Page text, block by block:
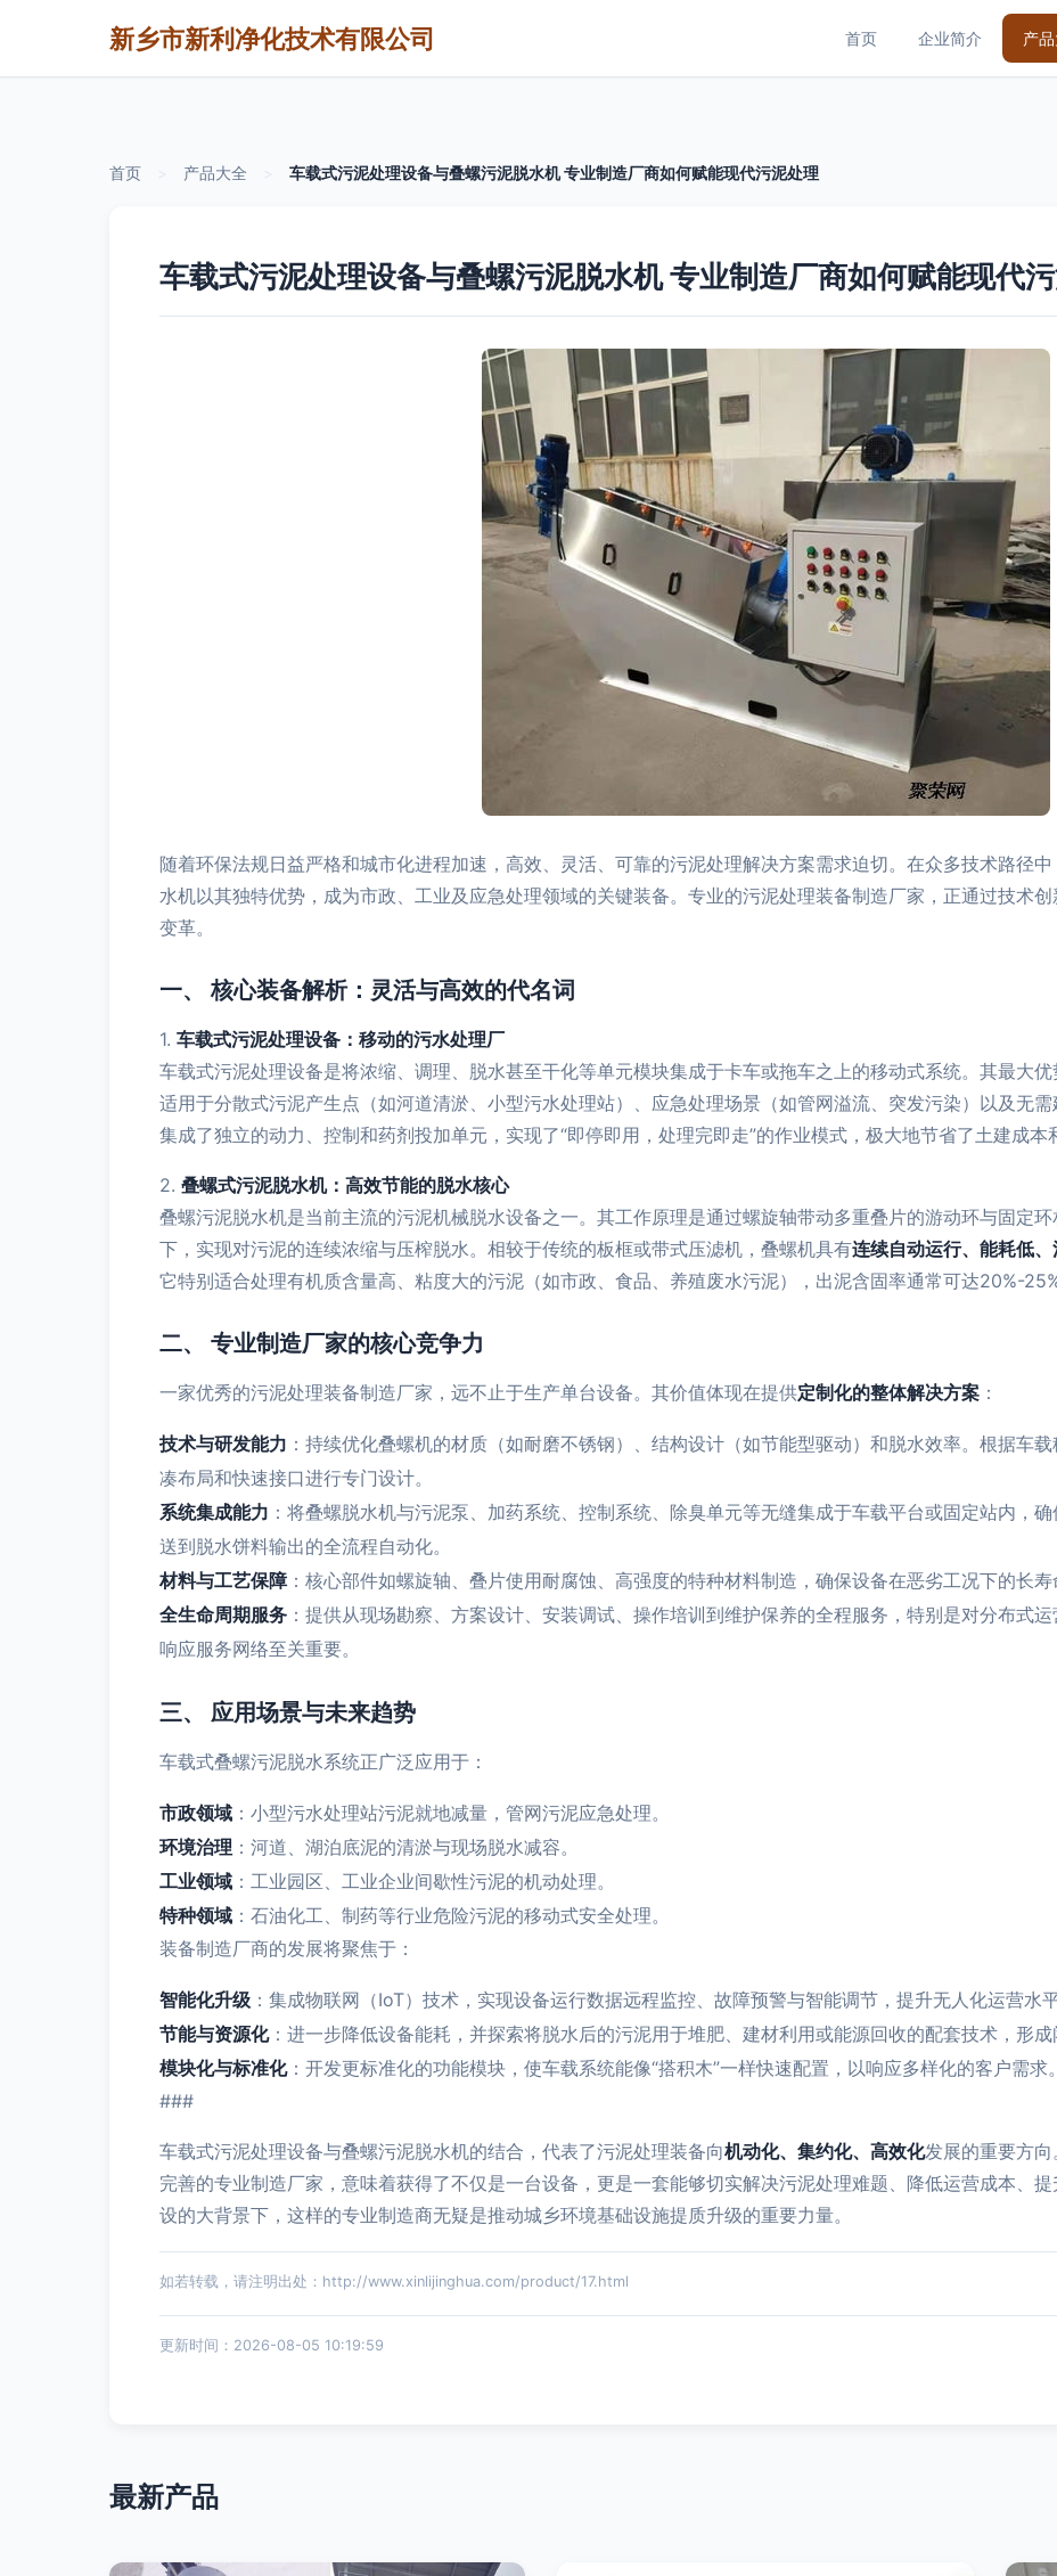
新乡市新利净化技术有限公司 首页 企业简介 产
首页 产品大全 车载式污泥处理设备与叠螺污泥脱水机 专业制造厂商如何赋能现代污泥处理
车载式污泥处理设备与叠螺污泥脱水机 专业制造厂商如何赋能现代
随着环保法规日益严格和城市化进程加速，高效、灵活、可靠的污泥处理解决方案需求迫切。在众多技术路径
水机以其独特优势，成为市政、工业及应急处理领域的关键装备。专业的污泥处理装备制造厂家，正通过技术
变革。
一、 核心装备解析：灵活与高效的代名词
1. 车载式污泥处理设备：移动的污水处理厂
车载式污泥处理设备是将浓缩、调理、脱水甚至干化等单元模块集成于卡车或拖车之上的移动式系统。其最大
适用于分散式污泥产生点（如河道清淤、小型污水处理站）、应急处理场景（如管网溢流、突发污染）以及无
集成了独立的动力、控制和药剂投加单元，实现了“即停即用，处理完即走”的作业模式，极大地节省了土建成本
2. 叠螺式污泥脱水机：高效节能的脱水核心
叠螺污泥脱水机是当前主流的污泥机械脱水设备之一。其工作原理是通过螺旋轴带动多重叠片的游动环与固定
下，实现对污泥的连续浓缩与压榨脱水。相较于传统的板框或带式压滤机，叠螺机具有连续自动运行、能耗低
它特别适合处理有机质含量高、粘度大的污泥（如市政、食品、养殖废水污泥），出泥含固率通常可达20%-
二、 专业制造厂家的核心竞争力
一家优秀的污泥处理装备制造厂家，远不止于生产单台设备。其价值体现在提供定制化的整体解决方案 ：
技术与研发能力 ：持续优化叠螺机的材质（如耐磨不锈钢）、结构设计（如节能型驱动）和脱水效率。根据车
凑布局和快速接口进行专门设计。
系统集成能力 ：将叠螺脱水机与污泥泵、加药系统、控制系统、除臭单元等无缝集成于车载平台或固定站内，
送到脱水饼料输出的全流程自动化。
材料与工艺保障：核心部件如螺旋轴、叠片使用耐腐蚀、高强度的特种材料制造，确保设备在恶劣工况下的长寿
全生命周期服务 ：提供从现场勘察、方案设计、安装调试、操作培训到维护保养的全程服务，特别是对分布式
响应服务网络至关重要。
三、 应用场景与未来趋势
车载式叠螺污泥脱水系统正广泛应用于：
市政领域 ：小型污水处理站污泥就地减量，管网污泥应急处理。
环境治理 ：河道、湖泊底泥的清淤与现场脱水减容。
工业领域 ：工业园区、工业企业间歇性污泥的机动处理。
特种领域 ：石油化工、制药等行业危险污泥的移动式安全处理。
装备制造厂商的发展将聚焦于：
智能化升级 ：集成物联网（IoT）技术，实现设备运行数据远程监控、故障预警与智能调节，提升无人化运营水平
节能与资源化：进一步降低设备能耗，并探索将脱水后的污泥用于堆肥、建材利用或能源回收的配套技术，形成
模块化与标准化：开发更标准化的功能模块，使车载系统能像“搭积木”一样快速配置，以响应多样化的客户需求。
###
车载式污泥处理设备与叠螺污泥脱水机的结合，代表了污泥处理装备向机动化、集约化、高效化发展的重要方
完善的专业制造厂家，意味着获得了不仅是一台设备，更是一套能够切实解决污泥处理难题、降低运营成本、
设的大背景下，这样的专业制造商无疑是推动城乡环境基础设施提质升级的重要力量。
如若转载，请注明出处：http://www.xinlijinghua.com/product/17.html
更新时间：2026-08-05 10:19:59
最新产品